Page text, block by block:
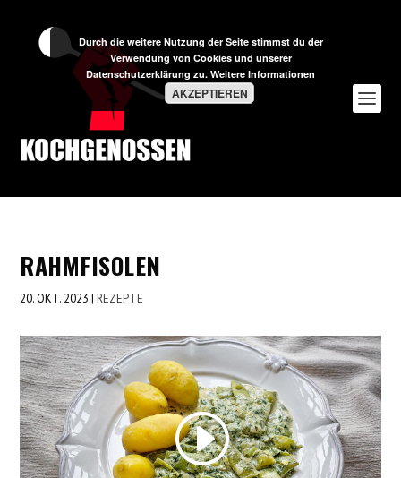
RAHMFISOLEN
20. OKT. 2023 |REZEPTE
Durch die weitere Nutzung der Seite stimmst du der
Verwendung von Cookies und unserer
Datenschutzerklärung zu. Weitere Informationen
AKZEPTIEREN